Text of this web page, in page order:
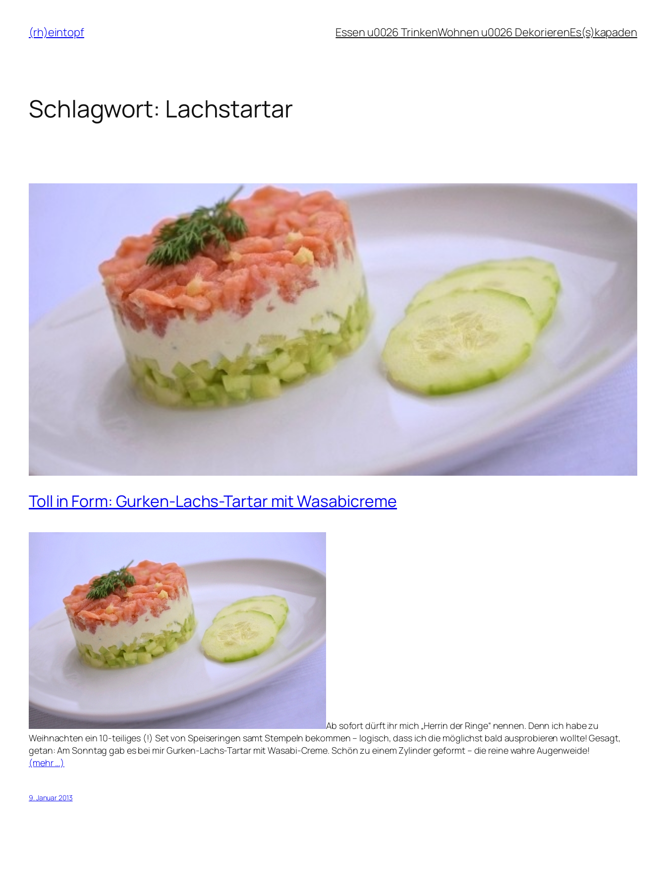
Inhalt
springen
(rh)eintopf Essen u0026 TrinkenWohnen u0026 DekorierenEs(s)kapaden
Schlagwort: Lachstartar
Toll in Form: Gurken-Lachs-Tartar mit Wasabicreme
Ab sofort dürft ihr mich „Herrin der Ringe“ nennen. Denn ich habe zu
Weihnachten ein 10-teiliges (!) Set von Speiseringen samt Stempeln bekommen – logisch, dass ich die möglichst bald ausprobieren wollte! Gesagt,
getan: Am Sonntag gab es bei mir Gurken-Lachs-Tartar mit Wasabi-Creme. Schön zu einem Zylinder geformt – die reine wahre Augenweide!
(mehr …)
9. Januar 2013